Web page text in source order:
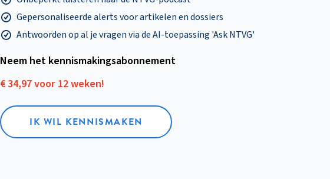
Gepersonaliseerde alerts voor artikelen en dossiers
Antwoorden op al je vragen via de AI-toepassing 'Ask NTVG'
Neem het kennismakings­abonnement
€ 34,97 voor 12 weken!
IK WIL KENNISMAKEN